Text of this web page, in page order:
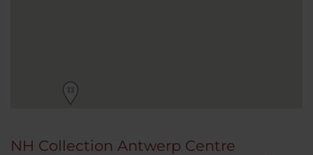
NH Collection Antwerp Centre